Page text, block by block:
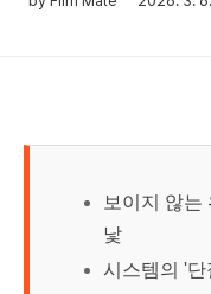
보이지 않는
낯
시스템의 '단